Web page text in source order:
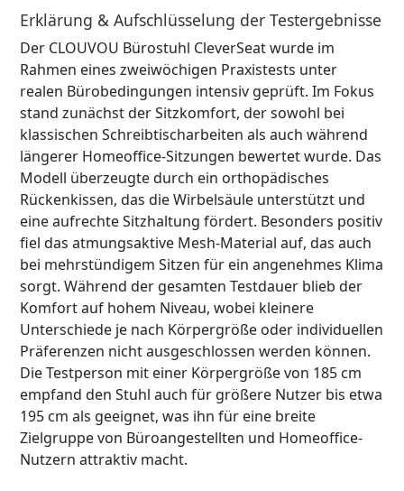
Erklärung & Aufschlüsselung der Testergebnisse
Der CLOUVOU Bürostuhl CleverSeat wurde im
Rahmen eines zweiwöchigen Praxistests unter
realen Bürobedingungen intensiv geprüft. Im Fokus
stand zunächst der Sitzkomfort, der sowohl bei
klassischen Schreibtischarbeiten als auch während
längerer Homeoffice-Sitzungen bewertet wurde. Das
Modell überzeugte durch ein orthopädisches
Rückenkissen, das die Wirbelsäule unterstützt und
eine aufrechte Sitzhaltung fördert. Besonders positiv
fiel das atmungsaktive Mesh-Material auf, das auch
bei mehrstündigem Sitzen für ein angenehmes Klima
sorgt. Während der gesamten Testdauer blieb der
Komfort auf hohem Niveau, wobei kleinere
Unterschiede je nach Körpergröße oder individuellen
Präferenzen nicht ausgeschlossen werden können.
Die Testperson mit einer Körpergröße von 185 cm
empfand den Stuhl auch für größere Nutzer bis etwa
195 cm als geeignet, was ihn für eine breite
Zielgruppe von Büroangestellten und Homeoffice-
Nutzern attraktiv macht.